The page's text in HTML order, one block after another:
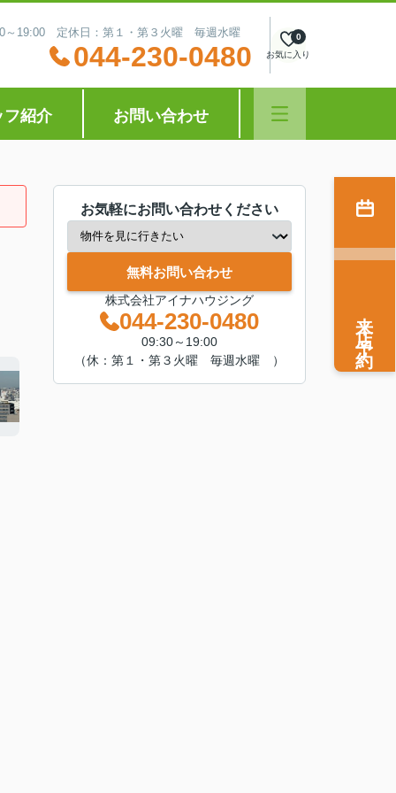
～19:00 定休日：第１・第３火曜 毎週水曜
044-230-0480 お気に入り
0
フ紹介 お問い合わせ
お気軽にお問い合わせください
無料お問い合わせ
株式会社アイナハウジング
044-230-0480
09:30～19:00
（休：第１・第３火曜 毎週水曜 ）
来店予約